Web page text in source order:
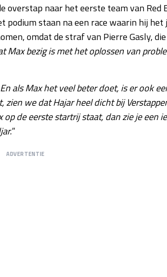
overstap naar het eerste team van Red
podium staan na een race waarin hij
omdat de straf van Pierre Gasly,
Max bezig is met het oplossen van
als Max het veel beter doet, is er ook
we dat Hajar heel dicht bij
de eerste startrij staat, dan zie je een
”
ADVERTENTIE